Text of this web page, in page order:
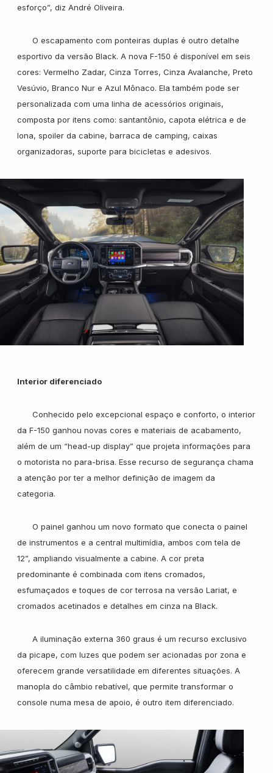
esforço”, diz André Oliveira.
O escapamento com ponteiras duplas é outro detalhe
esportivo da versão Black. A nova F-150 é disponível em seis
cores: Vermelho Zadar, Cinza Torres, Cinza Avalanche, Preto
Vesúvio, Branco Nur e Azul Mônaco. Ela também pode ser
personalizada com uma linha de acessórios originais,
composta por itens como: santantônio, capota elétrica e de
lona, spoiler da cabine, barraca de camping, caixas
organizadoras, suporte para bicicletas e adesivos.
Interior diferenciado
Conhecido pelo excepcional espaço e conforto, o interior
da F-150 ganhou novas cores e materiais de acabamento,
além de um “head-up display” que projeta informações para
o motorista no para-brisa. Esse recurso de segurança chama
a atenção por ter a melhor definição de imagem da
categoria.
O painel ganhou um novo formato que conecta o painel
de instrumentos e a central multimídia, ambos com tela de
12”, ampliando visualmente a cabine. A cor preta
predominante é combinada com itens cromados,
esfumaçados e toques de cor terrosa na versão Lariat, e
cromados acetinados e detalhes em cinza na Black.
A iluminação externa 360 graus é um recurso exclusivo
da picape, com luzes que podem ser acionadas por zona e
oferecem grande versatilidade em diferentes situações. A
manopla do câmbio rebatível, que permite transformar o
console numa mesa de apoio, é outro item diferenciado.